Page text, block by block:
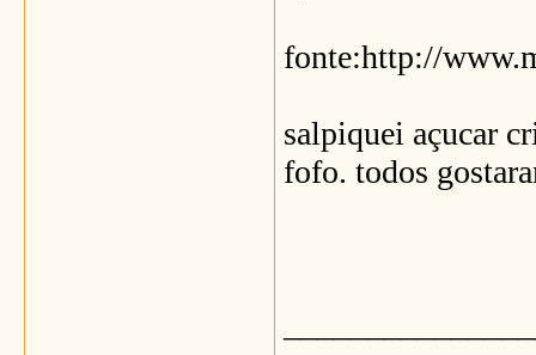
fonte:http://
salpiquei açucar
fofo. todos